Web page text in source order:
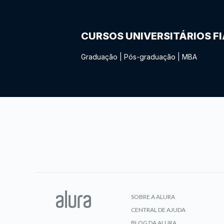
CURSOS UNIVERSITÁRIOS
Graduação Pós-graduação MBA
SOBRE A ALURA
CENTRAL DE AJUDA